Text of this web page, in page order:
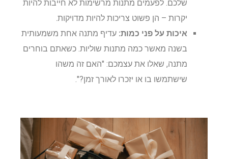
שלכם. לפעמים מתנות מרשימות לא חייבות להיות
יקרות – הן פשוט צריכות להיות מדויקות.
איכות על פני כמות:עדיף מתנה אחת משמעותית
בשנה מאשר כמה מתנות שוליות. כשאתם בוחרים
מתנה, שאלו את עצמכם: "האם זה משהו
שישתמשו בו או יזכרו לאורך זמן?".